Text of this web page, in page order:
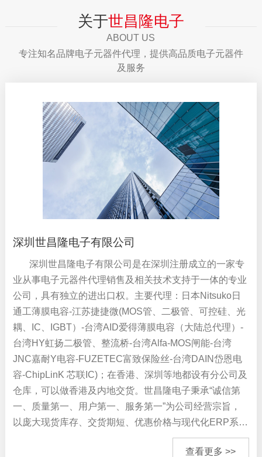
关于世昌隆电子
ABOUT US
专注知名品牌电子元器件代理，提供高品质电子元器件
及服务
深圳世昌隆电子有限公司
深圳世昌隆电子有限公司是在深圳注册成立的一家专
业从事电子元器件代理销售及相关技术支持于一体的专业
公司，具有独立的进出口权。主要代理：日本Nitsuko日
通工薄膜电容-江苏捷捷微(MOS管、二极管、可控硅、光
耦、IC、IGBT）-台湾AID爱得薄膜电容（大陆总代理）-
台湾HY虹扬二极管、整流桥-台湾Alfa-MOS闸能-台湾
JNC嘉耐Y电容-FUZETEC富致保险丝-台湾DAIN岱恩电
容-ChipLinK 芯联IC)；在香港、深圳等地都设有分公司及
仓库，可以做香港及内地交货。世昌隆电子秉承“诚信第
一、质量第一、用户第一、服务第一”为公司经营宗旨，
以庞大现货库存、交货期短、优惠价格与现代化ERP系…
查看更多 >>
Alfa-MOS闸能 AFC4599W 30000
HY虹扬 SS24 30000
SM6P36C 15000
JMTK3004A 40000
AID爱得 MEX684K2FG0E
FUZETEC富致 FRK400-60F 30000
CHIPLINK芯联 CL4054D 3000
AID爱得 AUP205K2PNL 马
达启动电容
5000
Alfa-MOS闸能 AFP2309A 30000
捷捷微 SMCJ5.0A 10000
AID爱得 AUP406K2PEX
UPS电源专用电容
800
DAIN岱恩 MPX104K310ACC3 20000
10000